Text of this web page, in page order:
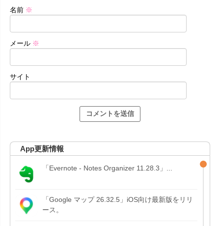
名前 ※
メール ※
サイト
App更新情報
「Evernote - Notes Organizer 11.28.3」...
「Google マップ 26.32.5」iOS向け最新版をリリ
ース。